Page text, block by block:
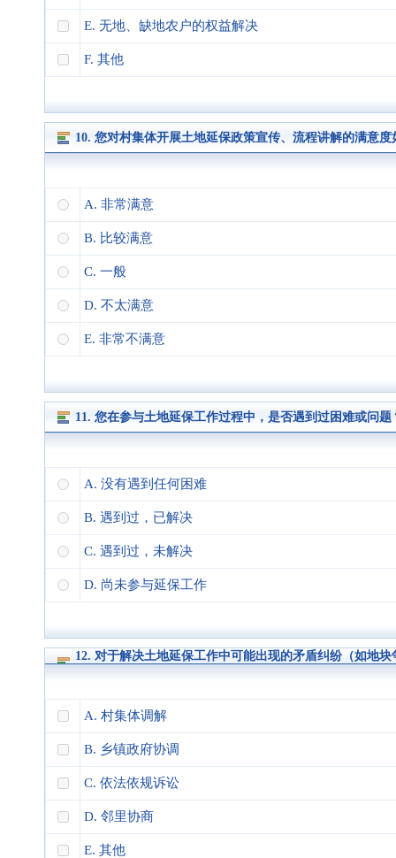
E. 无地、缺地农户的权益解决
F. 其他
10. 您对村集体开展土地延保政策宣传、流程讲解的满意度
A. 非常满意
B. 比较满意
C. 一般
D. 不太满意
E. 非常不满意
11. 您在参与土地延保工作过程中，是否遇到过困难或问题
A. 没有遇到任何困难
B. 遇到过，已解决
C. 遇到过，未解决
D. 尚未参与延保工作
12. 对于解决土地延保工作中可能出现的矛盾纠纷（如地
A. 村集体调解
B. 乡镇政府协调
C. 依法依规诉讼
D. 邻里协商
E. 其他